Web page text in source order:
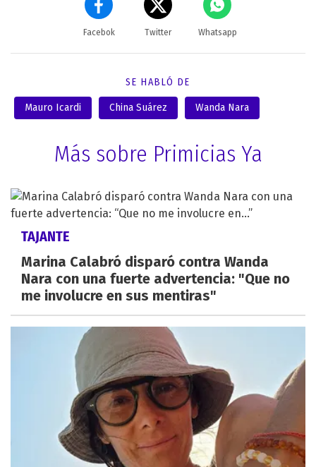
Facebok Twitter Whatsapp
SE HABLÓ DE
Mauro Icardi China Suárez Wanda Nara
Más sobre Primicias Ya
TAJANTE
Marina Calabró disparó contra Wanda
Nara con una fuerte advertencia: "Que no
me involucre en sus mentiras"